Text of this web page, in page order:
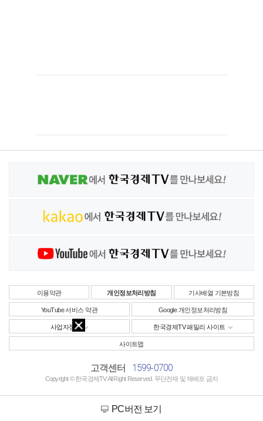
이용약관 개인정보처리방침 기사배열 기본방침
YouTube 서비스 약관 Google 개인정보처리방침
사업자정보 한국경제TV 패밀리 사이트
사이트맵
고객센터 1599-0700
Copyright © 한국경제TV All Right Reserved. 무단전재 및 재배포 금지
PC버전 보기